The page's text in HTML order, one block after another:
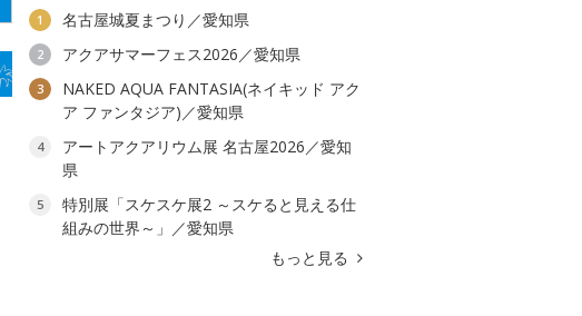
1 名古屋城夏まつり／愛知県
2 アクアサマーフェス2026／愛知県
3
NAKED AQUA FANTASIA(ネイキッド アク
ア ファンタジア)／愛知県
4
アートアクアリウム展 名古屋2026／愛知
県
5
特別展「スケスケ展2 ～スケると見える仕
組みの世界～」／愛知県
もっと見る